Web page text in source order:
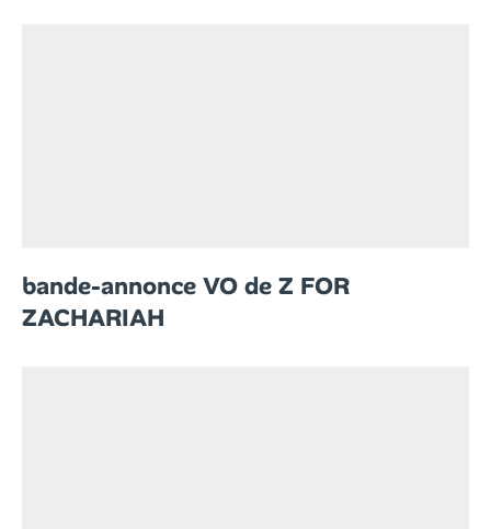
bande-annonce VO de Z FOR
ZACHARIAH